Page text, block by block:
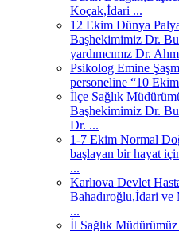
Koçak,İdari ...
12 Ekim Dünya
Başhekimimiz Dr.
yardımcımız Dr.
Psikolog Emine
personeline “10
İlçe Sağlık
Başhekimimiz Dr.
Dr. ...
1-7 Ekim Normal
başlayan bir hayat
...
Karlıova Devlet
Bahadıroğlu,İdari
...
İl Sağlık